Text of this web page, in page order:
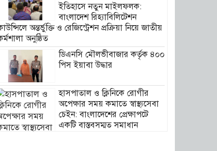
ইতিহাসে নতুন মাইলফলক:
বাংলাদেশ রিহ্যাবিলিটেশন
অন্তর্ভুক্তি ও রেজিস্ট্রেশন প্রক্রিয়া নিয়ে জাতীয়
অনুষ্ঠিত
ডিএনসি মৌলভীবাজার কর্তৃক ৪০০
পিস ইয়াবা উদ্ধার
হাসপাতাল ও ক্লিনিকে রোগীর
অপেক্ষার সময় কমাতে স্বাস্থ্যসেবা
চেইন: বাংলাদেশের প্রেক্ষাপটে
একটি বাস্তবসম্মত সমাধান